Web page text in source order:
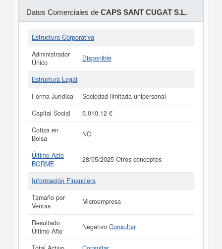
Datos Comerciales de CAPS SANT CUGAT S.L.
Estructura Corporativa
Administrador
Único
Disponible
Estructura Legal
Forma Jurídica
Sociedad limitada unipersonal
Capital Social
6.010,12 €
Cotiza en
Bolsa
NO
Último Acto
BORME
28/05/2025 Otros conceptos
Información Financiera
Tamaño por
Ventas
Microempresa
Resultado
Último Año
Negativo Consultar